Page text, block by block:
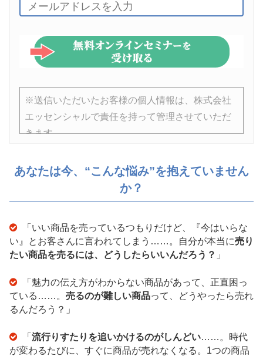
※送信いただいたお客様の個人情報は、株式会社
エッセンシャルで責任を持って管理させていただ
きます。
ある株式会社エッセンシャルのメールマガジンに
あなたは今、“こんな悩み”を抱えていません
か？
「いい商品を売っているつもりだけど、『今はいらな
い』とお客さんに言われてしまう……。自分が本当に売り
たい商品を売るには、どうしたらいいんだろう？ 」
「魅力の伝え方がわからない商品があって、正直困っ
ている……。 売るのが難しい商品って、どうやったら売れ
るんだろう？」
「 流行りすたりを追いかけるのがしんどい……。時代
が変わるたびに、すぐに商品が売れなくなる。1つの商品